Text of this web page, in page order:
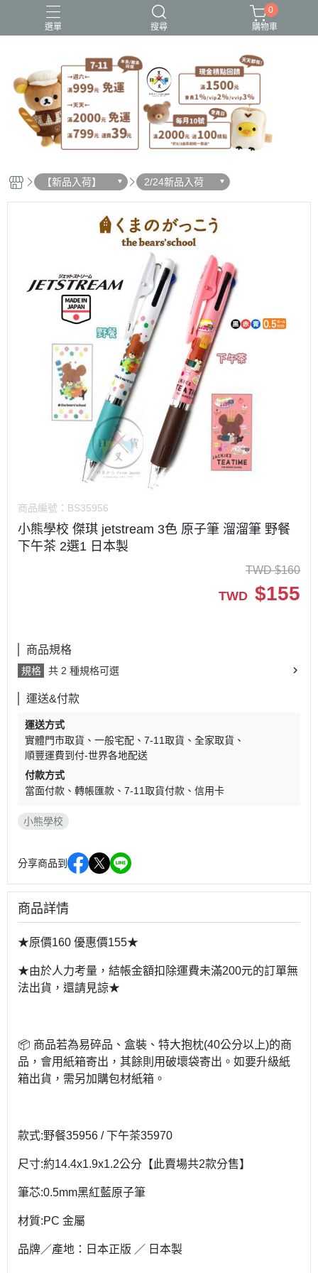
選單 搜尋
史努比歐拉夫 吉伊卡哇 憂傷馬戲團
拉拉熊
迪士尼-玩具總動員
0
購物車
【新品入荷】 2/24新品入荷
商品編號： BS35956
小熊學校 傑琪 jetstream 3色 原子筆 溜溜筆 野餐
下午茶 2選1 日本製
TWD $160
TWD $155
商品規格
規格 共 2 種規格可選
運送&付款
運送方式
實體門市取貨
一般宅配 7-11取貨
全家取貨
順豐運費到付-世界各地配送
付款方式
當面付款
轉帳匯款 7-11取貨付款 信用卡
小熊學校
分享商品到
商品詳情
★原價160 優惠價155★
★由於人力考量，結帳金額扣除運費未滿200元的訂單無
法出貨，還請見諒★
📦 商品若為易碎品、盒裝、特大抱枕(40公分以上)的商
品，會用紙箱寄出，其餘則用破壞袋寄出。如要升級紙
箱出貨，需另加購包材紙箱。
款式:野餐35956 / 下午茶35970
尺寸:約14.4x1.9x1.2公分【此賣場共2款分售】
筆芯:0.5mm黑紅藍原子筆
材質:PC 金屬
品牌／產地：日本正版 ／ 日本製